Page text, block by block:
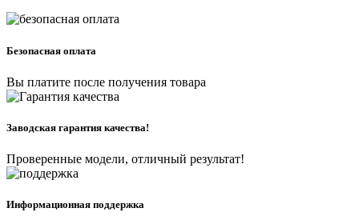
Безопасная оплата
Вы платите после получения товара
Заводская гарантия качества!
Проверенные модели, отличный результат!
Информационная поддержка